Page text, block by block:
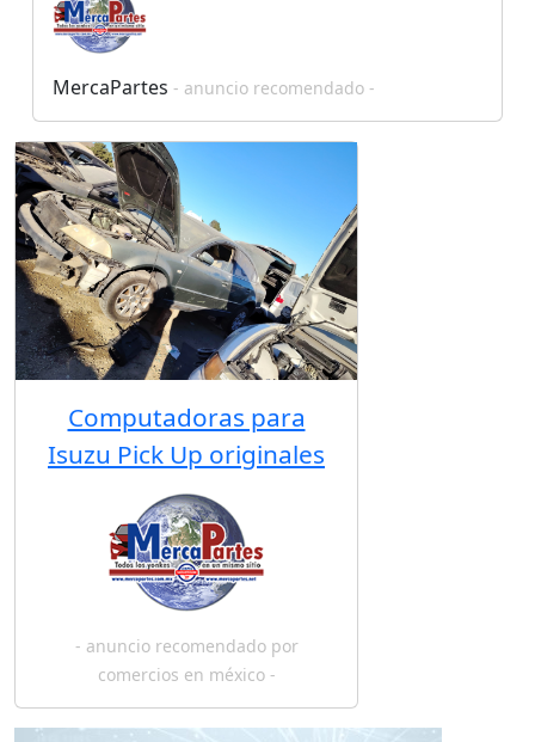
MercaPartes - anuncio recomendado -
Computadoras para
Isuzu Pick Up originales
- anuncio recomendado por
comercios en méxico -